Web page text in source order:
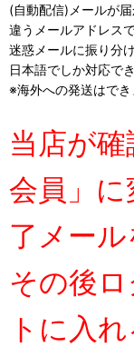
(自動配信)メールが
違うメールアドレス
迷惑メールに振り分
日本語でしか対応
※海外への発送はで
当店が
会員」
了メール
その後
トに入